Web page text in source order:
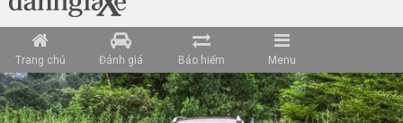
Trang chủ Đánh giá Bảo hiểm Menu